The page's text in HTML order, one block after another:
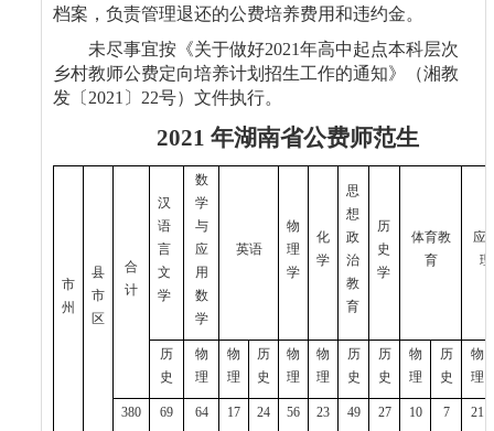
档案，负责管理退还的公费培养费用和违约金。
未尽事宜按《关于做好2021年高中起点本科层次
乡村教师公费定向培养计划招生工作的通知》（湘教
发〔 2021 〕 22号）文件执行。
2021年湖南省公费师范生
市
州
县
市
区
合
计
汉
语
言
文
学
数
学
与
应
用
数
学
英语
物
理
学
化
学
思
想
政
治
教
育
历
史
学
体育教
育
应
历
史
物
理
物
理
历
史
物
理
物
理
历
史
历
史
物
理
历
史
物
理
380 69 64 17 24 56 23 49 27 10 7 21